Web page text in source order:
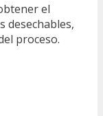
el
desechables,
proceso.